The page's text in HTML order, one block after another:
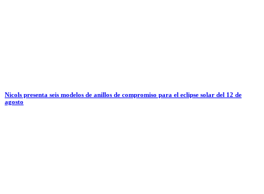
Nicols presenta seis modelos de anillos de compromiso para el eclipse solar del 12 de
agosto